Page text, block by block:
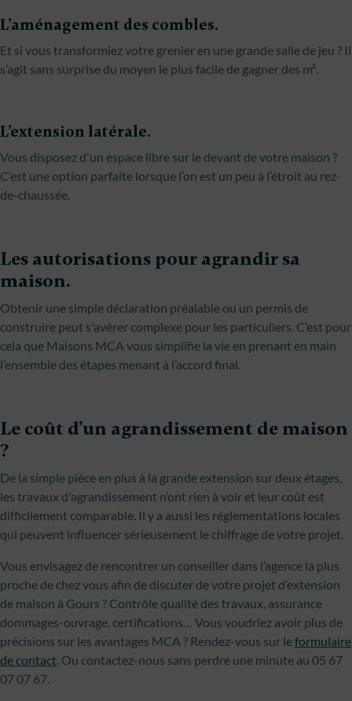
L’aménagement des combles.
Et si vous transformiez votre grenier en une grande salle de jeu ? Il
s’agit sans surprise du moyen le plus facile de gagner des m².
L’extension latérale.
Vous disposez d'un espace libre sur le devant de votre maison ?
C’est une option parfaite lorsque l’on est un peu à l’étroit au rez-
de-chaussée.
Les autorisations pour agrandir sa
maison.
Obtenir une simple déclaration préalable ou un permis de
construire peut s'avérer complexe pour les particuliers. C’est pour
cela que Maisons MCA vous simplifie la vie en prenant en main
l’ensemble des étapes menant à l’accord final.
Le coût d’un agrandissement de maison
?
De la simple pièce en plus à la grande extension sur deux étages,
les travaux d'agrandissement n’ont rien à voir et leur coût est
difficilement comparable. Il y a aussi les réglementations locales
qui peuvent influencer sérieusement le chiffrage de votre projet.
Vous envisagez de rencontrer un conseiller dans l’agence la plus
proche de chez vous afin de discuter de votre projet d’extension
de maison à Gours ? Contrôle qualité des travaux, assurance
dommages-ouvrage, certifications… Vous voudriez avoir plus de
précisions sur les avantages MCA ? Rendez-vous sur leformulaire
de contact. Ou contactez-nous sans perdre une minute au 05 67
07 07 67.